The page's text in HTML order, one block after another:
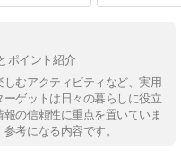
ポイント紹介
むアクティビティなど、実用
ゲットは日々の暮らしに役立
の信頼性に重点を置いていま
考になる内容です。